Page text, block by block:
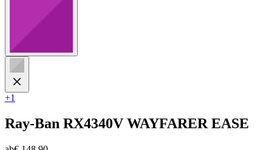
+1
Ray-Ban RX4340V WAYFARER EASE